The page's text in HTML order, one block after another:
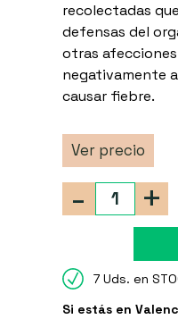
recolectadas
defensas del
otras
negativamente
causar fiebre.
Ver precio
+
-
7 Uds. en
Si estás en